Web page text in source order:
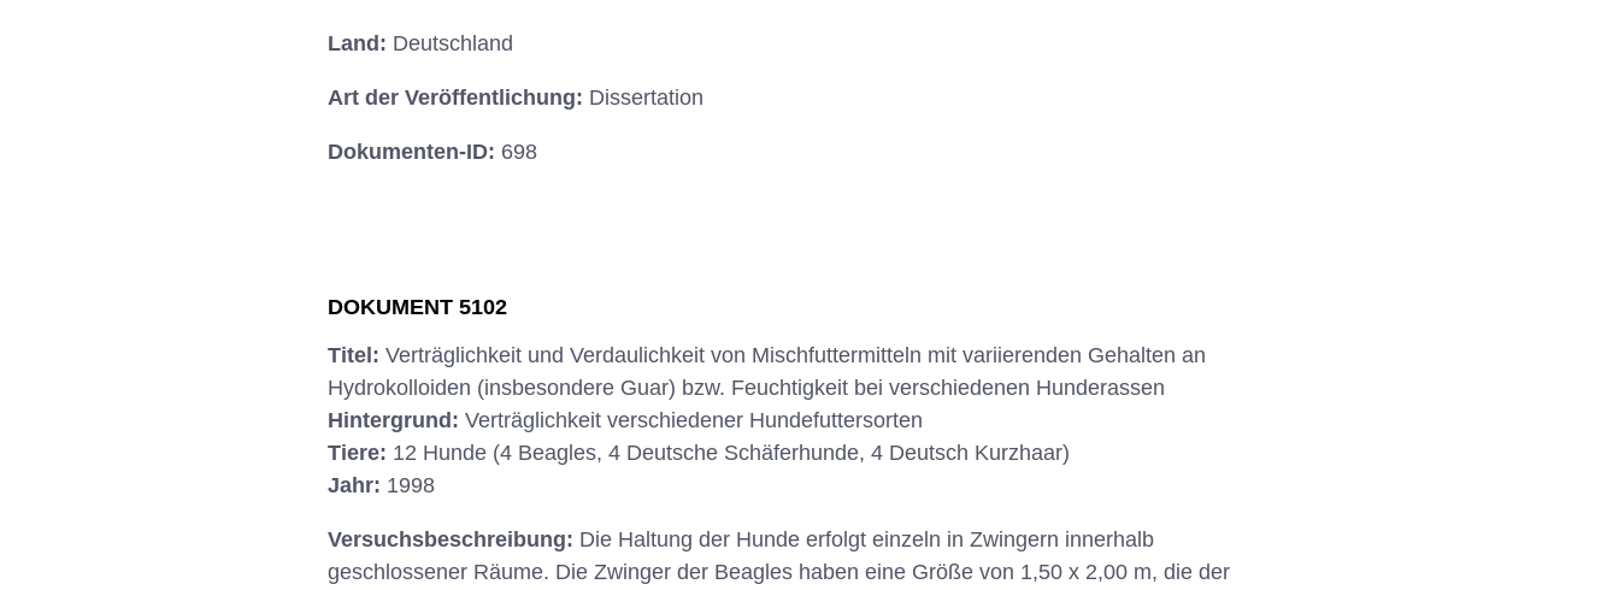
Land: Deutschland
Art der Veröffentlichung: Dissertation
Dokumenten-ID: 698
DOKUMENT 5102
Titel: Verträglichkeit und Verdaulichkeit von Mischfuttermitteln mit variierenden Gehalten an
Hydrokolloiden (insbesondere Guar) bzw. Feuchtigkeit bei verschiedenen Hunderassen
Hintergrund: Verträglichkeit verschiedener Hundefuttersorten
Tiere: 12 Hunde (4 Beagles, 4 Deutsche Schäferhunde, 4 Deutsch Kurzhaar)
Jahr: 1998
Versuchsbeschreibung: Die Haltung der Hunde erfolgt einzeln in Zwingern innerhalb
geschlossener Räume. Die Zwinger der Beagles haben eine Größe von 1,50 x 2,00 m, die der